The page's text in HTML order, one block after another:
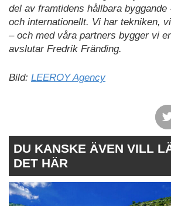
del av framtidens hållbara byggande
och internationellt. Vi har tekniken,
– och med våra partners bygger vi
avslutar Fredrik Fränding.
Bild: LEEROY Agency
DU KANSKE ÄVEN VILL
DET HÄR